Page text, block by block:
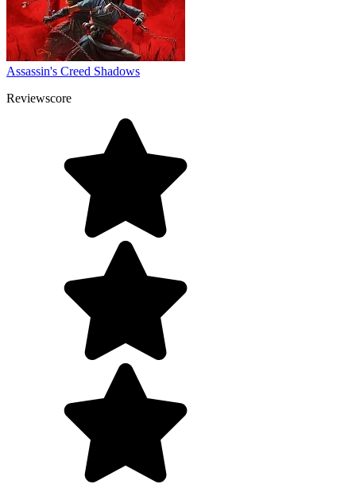
Assassin's Creed Shadows
Reviewscore